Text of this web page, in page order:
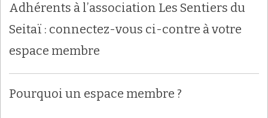
Adhérents à l’association Les Sentiers du
Seitaï : connectez-vous ci-contre à votre
espace membre
Pourquoi un espace membre ?